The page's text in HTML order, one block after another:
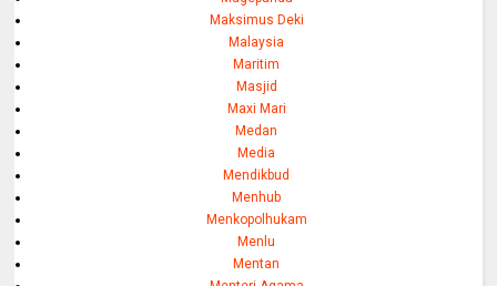
Maksimus Deki
Malaysia
Maritim
Masjid
Maxi Mari
Medan
Media
Mendikbud
Menhub
Menkopolhukam
Menlu
Mentan